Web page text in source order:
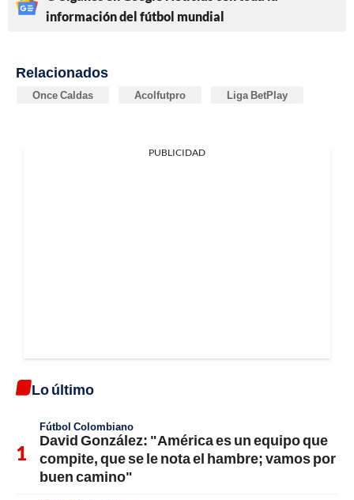
información del fútbol mundial
Relacionados
Once Caldas Acolfutpro Liga BetPlay
PUBLICIDAD
Lo último
Fútbol Colombiano
David González: "América es un equipo que
compite, que se le nota el hambre; vamos por
buen camino"